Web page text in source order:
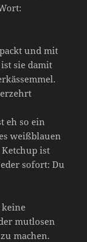
und mit
sie damit
eh so ein
weißblauen
ist
sofort: Du
keine
mutlosen
machen.